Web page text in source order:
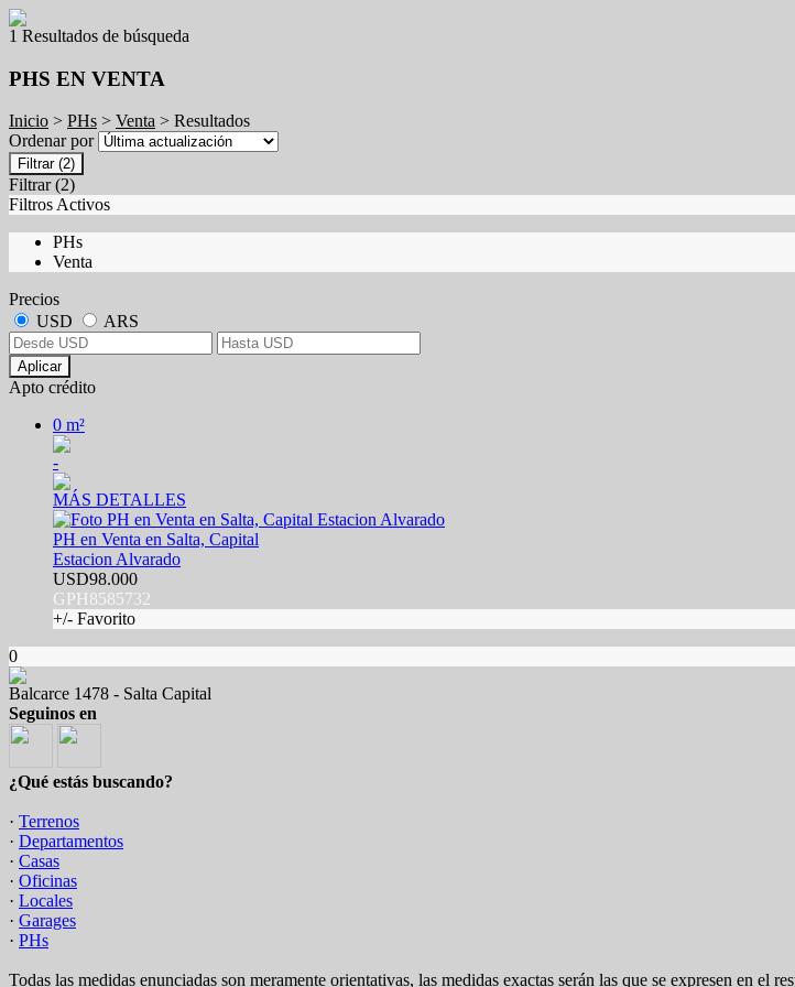
1 Resultados de búsqueda
PHS EN VENTA
Inicio > PHs > Venta > Resultados
Ordenar por
Filtrar (2)
Filtrar (2)
Filtros Activos
PHs
Venta
Precios
USD
ARS
Aplicar
Apto crédito
0 m²
-
MÁS DETALLES
PH en Venta en Salta, Capital
Estacion Alvarado
USD98.000
GPH8585732
+/- Favorito
0
Balcarce 1478 - Salta Capital
Seguinos en
¿Qué estás buscando?
· Terrenos
· Departamentos
· Casas
· Oficinas
· Locales
· Garages
· PHs
Todas las medidas enunciadas son meramente orientativas, las medidas exactas serán las que se expresen en